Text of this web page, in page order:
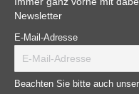
Newsletter
E-Mail-Adresse
Beachten Sie bitte auch